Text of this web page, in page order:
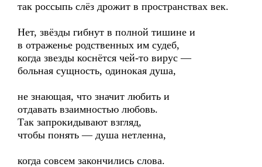
так россыпь слёз дрожит в пространствах век.
Нет, звёзды гибнут в полной тишине и
в отраженье родственных им судеб,
когда звезды коснётся чей-то вирус —
больная сущность, одинокая душа,
не знающая, что значит любить и
отдавать взаимностью любовь.
Так запрокидывают взгляд,
чтобы понять — душа нетленна,
когда совсем закончились слова.